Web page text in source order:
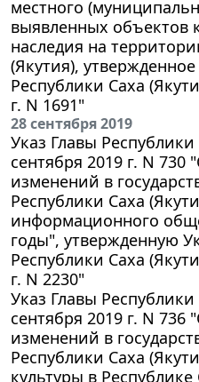
местного
выявленных объектов
наследия на
(Якутия),
Республики Саха
г. N 1691"
28 сентября 2019
Указ Главы
сентября 2019 г. N 730
изменений в
Республики Саха
информационного
годы", утвержденную
Республики Саха
г. N 2230"
Указ Главы
сентября 2019 г. N 736
изменений в
Республики Саха
культуры в Республике